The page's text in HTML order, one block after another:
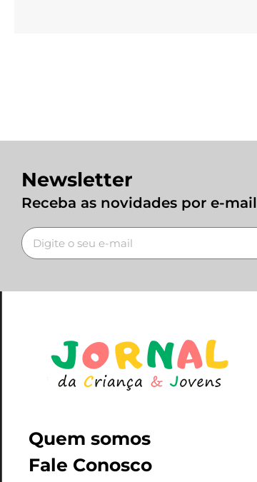
Newsletter
Receba as novidades por e-mail
Quem somos
Fale Conosco